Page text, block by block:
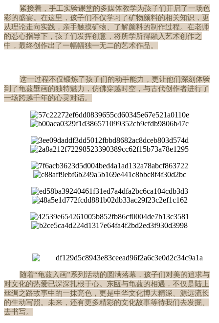
紧接着，手工实验课堂的多媒体教学为孩子们开启了一场色
彩的盛宴。在这里，孩子们不仅学习了矿物颜料的相关知识，更
从理论走向实践，亲手触摸矿物、了解颜料的制作过程。在老师
的悉心指导下，孩子们发挥创意，将所学所得融入艺术创作之
中，最终创作出了一幅幅独一无二的艺术作品。
这一过程不仅锻炼了孩子们的动手能力，更让他们深刻体验
到了龟兹壁画的独特魅力，仿佛穿越时空，与古代创作者进行了
一场跨越千年的心灵对话。
随着“龟兹入画”系列活动的圆满落幕，孩子们对美的追求与
对文化的热爱已深深扎根于心。东瓯与龟兹的相遇，不仅是陆上
丝绸之路故事中的一抹亮色，更是中华文化博大精深、源远流长
的生动写照。未来，还有更多精彩的文化故事等待我们去发掘、
去书写。